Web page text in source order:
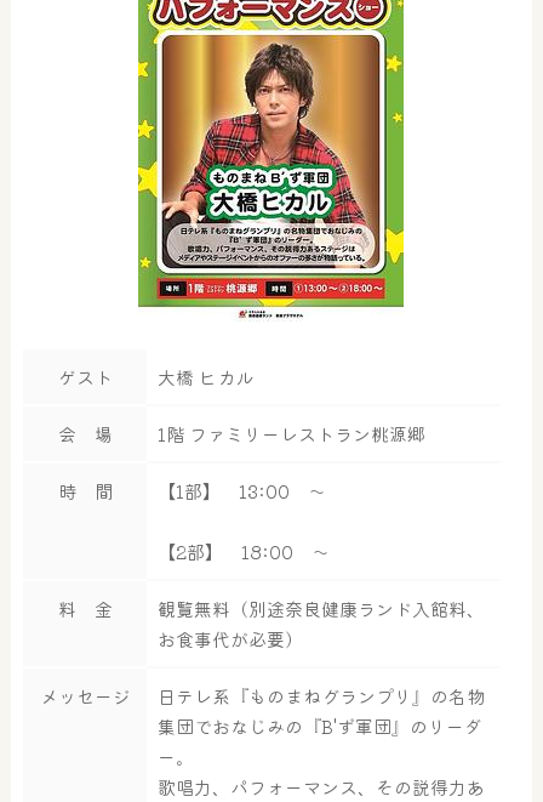
大浴場
ゲスト 大橋 ヒカル
会 場 1階 ファミリーレストラン桃源郷
時 間 【1部】 13:00 ～
【2部】 18:00 ～
料 金
観覧無料（別途奈良健康ランド入館料、
お食事代が必要）
メッセージ
日テレ系『ものまねグランプリ』の名物
集団でおなじみの『B'ず軍団』のリーダ
ー。
歌唱力、パフォーマンス、その説得力あ